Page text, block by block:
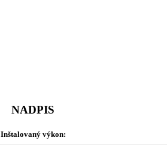
NADPIS
Inštalovaný výkon: